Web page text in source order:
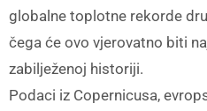
globalne toplotne rekorde
čega će ovo vjerovatno biti
zabilježenoj historiji.
Podaci iz Copernicusa,